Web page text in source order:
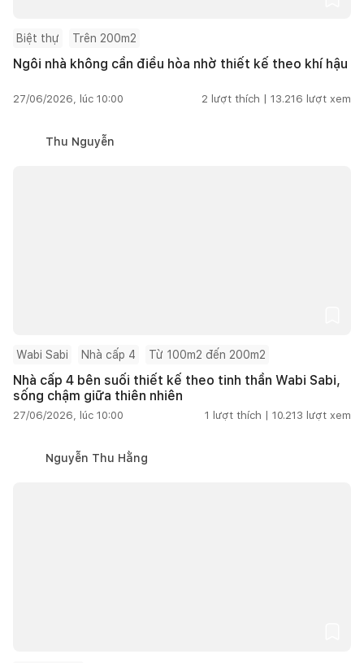
Biệt thự Trên 200m2
Ngôi nhà không cần điều hòa nhờ thiết kế theo khí hậu
27/06/2026, lúc 10:00 2 lượt thích | 13.216 lượt xem
Thu Nguyễn
Wabi Sabi Nhà cấp 4 Từ 100m2 đến 200m2
Nhà cấp 4 bên suối thiết kế theo tinh thần Wabi Sabi,
sống chậm giữa thiên nhiên
27/06/2026, lúc 10:00 1 lượt thích | 10.213 lượt xem
Nguyễn Thu Hằng